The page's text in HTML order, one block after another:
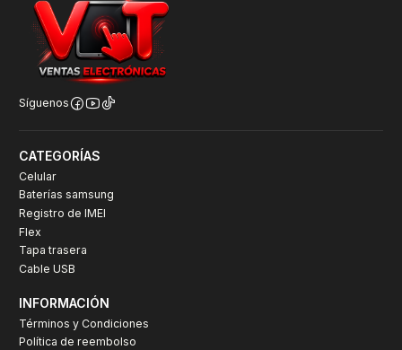
Síguenos
CATEGORÍAS
Celular
Baterías samsung
Registro de IMEI
Flex
Tapa trasera
Cable USB
INFORMACIÓN
Términos y Condiciones
Política de reembolso